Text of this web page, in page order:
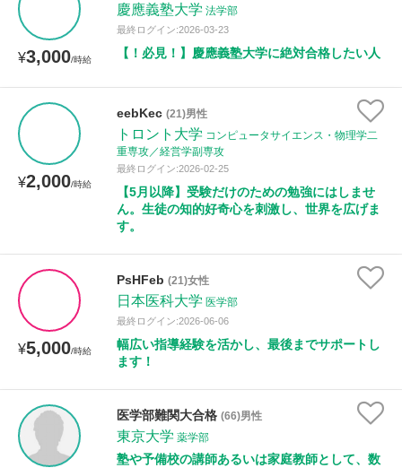
¥3,000/時給
慶應義塾大学 法学部
最終ログイン:2026-03-23
【！必見！】慶應義塾大学に絶対合格したい人
¥2,000/時給
eebKec (21)男性
トロント大学 コンピュータサイエンス・物理学二
重専攻／経営学副専攻
最終ログイン:2026-02-25
【5月以降】受験だけのための勉強にはしませ
ん。生徒の知的好奇心を刺激し、世界を広げま
す。
¥5,000/時給
PsHFeb (21)女性
日本医科大学 医学部
最終ログイン:2026-06-06
幅広い指導経験を活かし、最後までサポートし
ます！
医学部難関大合格 (66)男性
東京大学 薬学部
塾や予備校の講師あるいは家庭教師として、数